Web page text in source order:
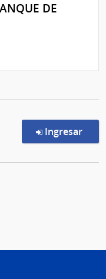
DE
Ingresar